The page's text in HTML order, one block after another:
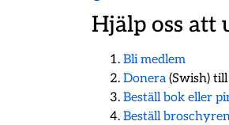
Hjälp oss att
Bli medlem
Donera (Swish)
Beställ bok eller
Beställ